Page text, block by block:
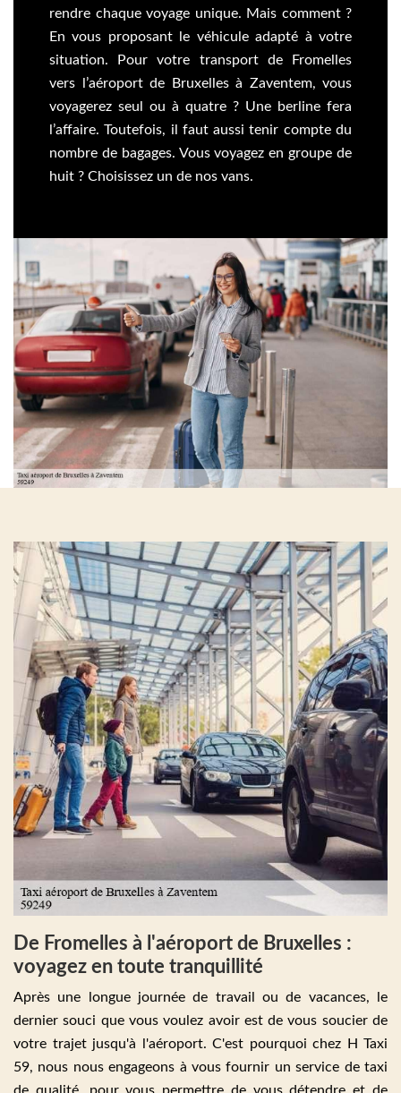
rendre chaque voyage unique. Mais comment ?
En vous proposant le véhicule adapté à votre
situation. Pour votre transport de Fromelles
vers l’aéroport de Bruxelles à Zaventem, vous
voyagerez seul ou à quatre ? Une berline fera
l’affaire. Toutefois, il faut aussi tenir compte du
nombre de bagages. Vous voyagez en groupe de
huit ? Choisissez un de nos vans.
De Fromelles à l'aéroport de Bruxelles :
voyagez en toute tranquillité
Après une longue journée de travail ou de vacances, le
dernier souci que vous voulez avoir est de vous soucier de
votre trajet jusqu'à l'aéroport. C'est pourquoi chez H Taxi
59, nous nous engageons à vous fournir un service de taxi